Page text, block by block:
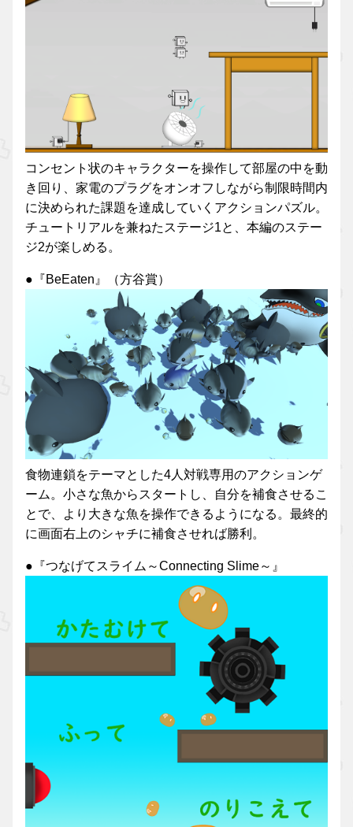
コンセント状のキャラクターを操作して部屋の中を動
き回り、家電のプラグをオンオフしながら制限時間内
に決められた課題を達成していくアクションパズル。
チュートリアルを兼ねたステージ1と、本編のステー
ジ2が楽しめる。
●『BeEaten』（方谷賞）
食物連鎖をテーマとした4人対戦専用のアクションゲ
ーム。小さな魚からスタートし、自分を補食させるこ
とで、より大きな魚を操作できるようになる。最終的
に画面右上のシャチに補食させれば勝利。
●『つなげてスライム～Connecting Slime～』